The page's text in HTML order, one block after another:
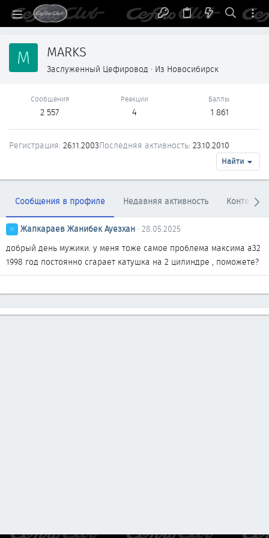
M MARKS
Заслуженный Цефировод · Из Новосибирск
Сообщения
2 557
Реакции
4
Баллы
1 861
Регистрация 26.11.2003Последняя активность 23.10.2010
Найти
Сообщения в профиле Недавняя активность Контент
Ж Жапкараев Жанибек Ауезхан 28.05.2025
добрый день мужики. у меня тоже самое проблема максима а32
1998 год постоянно сгарает катушка на 2 цилиндре , поможете?